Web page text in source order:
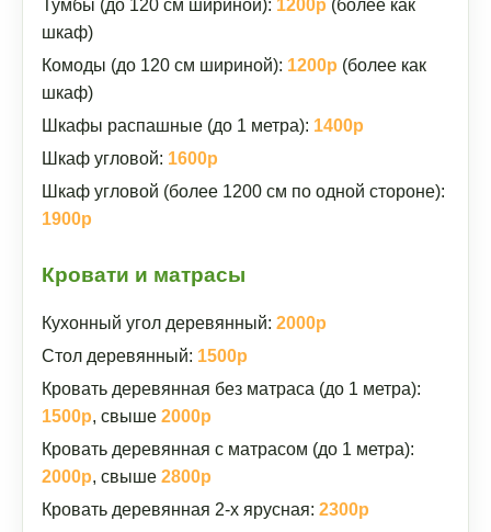
Тумбы (до 120 см шириной): 1200р (более как
шкаф)
Комоды (до 120 см шириной): 1200р (более как
шкаф)
Шкафы распашные (до 1 метра): 1400р
Шкаф угловой: 1600р
Шкаф угловой (более 1200 см по одной стороне):
1900р
Кровати и матрасы
Кухонный угол деревянный: 2000р
Стол деревянный: 1500р
Кровать деревянная без матраса (до 1 метра):
1500р, свыше 2000р
Кровать деревянная с матрасом (до 1 метра):
2000р, свыше 2800р
Кровать деревянная 2-х ярусная: 2300р